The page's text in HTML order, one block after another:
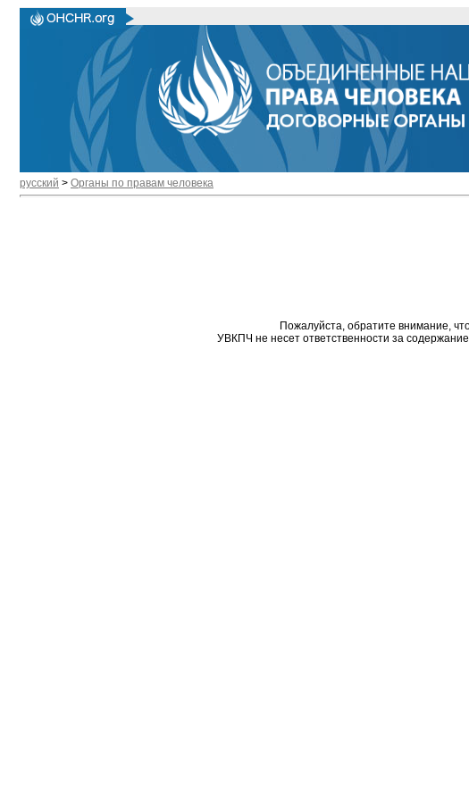
русский > Органы по правам человека
Пожалуйста, обратите внимание,
УВКПЧ не несет ответственности за